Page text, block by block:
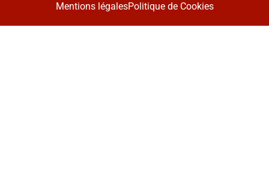
Mentions légalesPolitique de Cookies